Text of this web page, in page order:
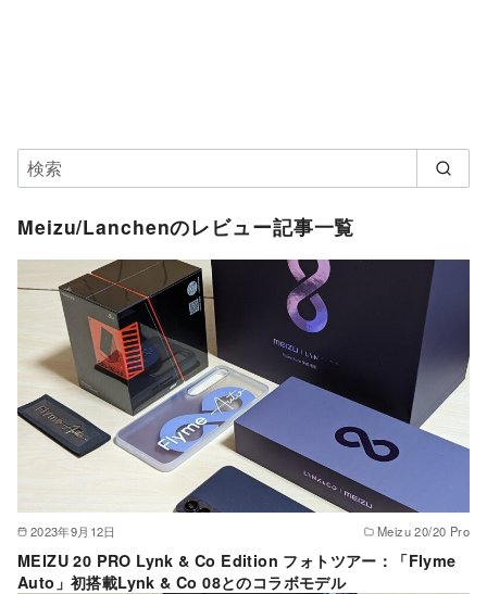
Meizu/Lanchenのレビュー記事一覧
2023年9月12日 Meizu 20/20 Pro
MEIZU 20 PRO Lynk & Co Edition フォトツアー：「Flyme
Auto」初搭載Lynk & Co 08とのコラボモデル